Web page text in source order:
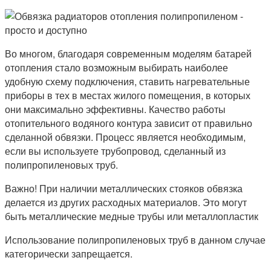
Во многом, благодаря современным моделям батарей
отопления стало возможным выбирать наиболее
удобную схему подключения, ставить нагревательные
приборы в тех в местах жилого помещения, в которых
они максимально эффективны. Качество работы
отопительного водяного контура зависит от правильно
сделанной обвязки. Процесс является необходимым,
если вы используете трубопровод, сделанный из
полипропиленовых труб.
Важно! При наличии металлических стояков обвязка
делается из других расходных материалов. Это могут
быть металлические медные трубы или металлопластик
Использование полипропиленовых труб в данном случае
категорически запрещается.